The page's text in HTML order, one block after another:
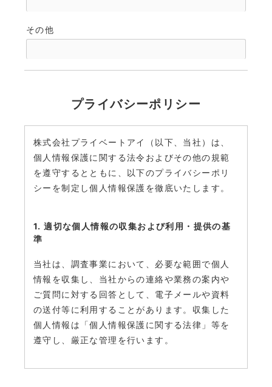
その他
プライバシーポリシー
株式会社プライベートアイ（以下、当社）は、
個人情報保護に関する法令およびその他の規範
を遵守するとともに、以下のプライバシーポリ
シーを制定し個人情報保護を徹底いたします。
1. 適切な個人情報の収集および利用・提供の基
準
当社は、調査事業において、必要な範囲で個人
情報を収集し、当社からの連絡や業務の案内や
ご質問に対する回答として、電子メールや資料
の送付等に利用することがあります。収集した
個人情報は「個人情報保護に関する法律」等を
遵守し、厳正な管理を行います。